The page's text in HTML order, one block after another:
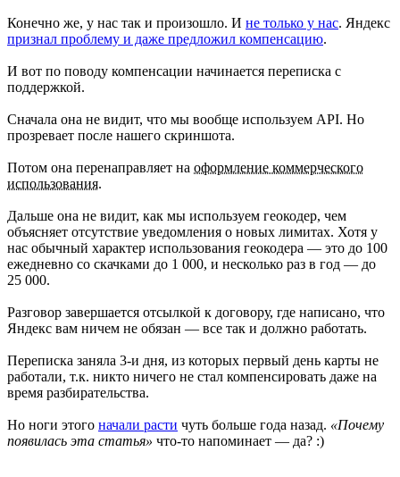
Конечно же, у нас так и произошло. И не только у нас. Яндекс
признал проблему и даже предложил компенсацию.
И вот по поводу компенсации начинается переписка с
поддержкой.
Сначала она не видит, что мы вообще используем API. Но
прозревает после нашего скриншота.
Потом она перенаправляет на оформление коммерческого
использования.
Дальше она не видит, как мы используем геокодер, чем
объясняет отсутствие уведомления о новых лимитах. Хотя у
нас обычный характер использования геокодера — это до 100
ежедневно со скачками до 1 000, и несколько раз в год — до
25 000.
Разговор завершается отсылкой к договору, где написано, что
Яндекс вам ничем не обязан — все так и должно работать.
Переписка заняла 3-и дня, из которых первый день карты не
работали, т.к. никто ничего не стал компенсировать даже на
время разбирательства.
Но ноги этого начали расти чуть больше года назад. «Почему
появилась эта статья» что-то напоминает — да? :)